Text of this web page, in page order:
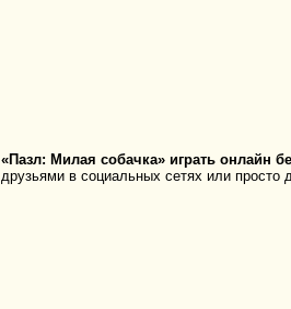
«Пазл: Милая собачка» играть онлайн
друзьями в социальных сетях или просто